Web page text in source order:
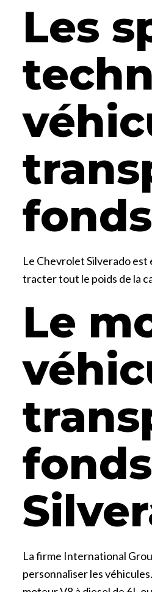
Les
fonds
Le Chevrolet Silverado est
tracter tout le poids de la
Le
La firme International
personnaliser les